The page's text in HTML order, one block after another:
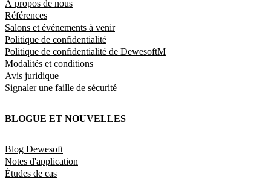
À propos de nous
Références
Salons et événements à venir
Politique de confidentialité
Politique de confidentialité de DewesoftM
Modalités et conditions
Avis juridique
Signaler une faille de sécurité
BLOGUE ET NOUVELLES
Blog Dewesoft
Notes d'application
Études de cas